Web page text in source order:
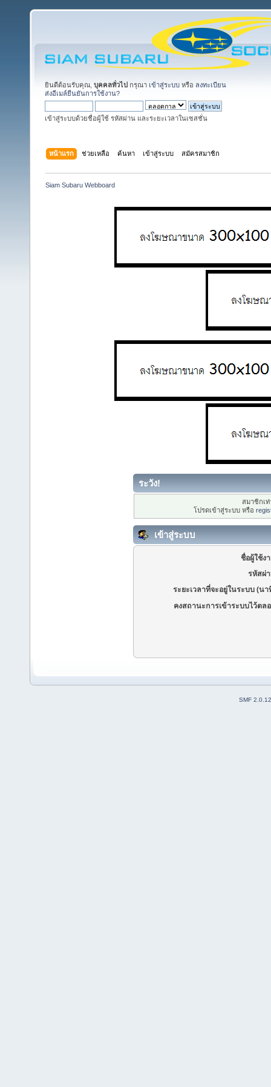
ยินดีต้อนรับคุณ, บุคคลทั่วไป กรุณา เข้าสู่ระบบ หรือ ลงทะเบียน
ส่งอีเมล์ยืนยันการใช้งาน?
เข้าสู่ระบบด้วยชื่อผู้ใช้ รหัสผ่าน และระยะเวลาในเซสชั่น
หน้าแรก ช่วยเหลือ ค้นหา เข้าสู่ระบบ สมัครสมาชิก
Siam Subaru Webboard
ระวัง!
สมาชิกเ
โปรดเข้าสู่ระบบ หรือ
เข้าสู่ระบบ
ชื่อผู้ใช้ง
รหัสผ่
ระยะเวลาที่จะอยู่ในระบบ (นา
คงสถานะการเข้าระบบไว้ตล
SMF 2.0.12